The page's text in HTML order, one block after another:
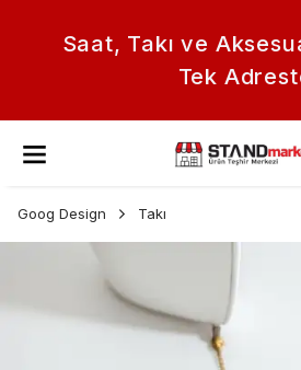
Saat, Takı ve
Tek
Goog Design Takı